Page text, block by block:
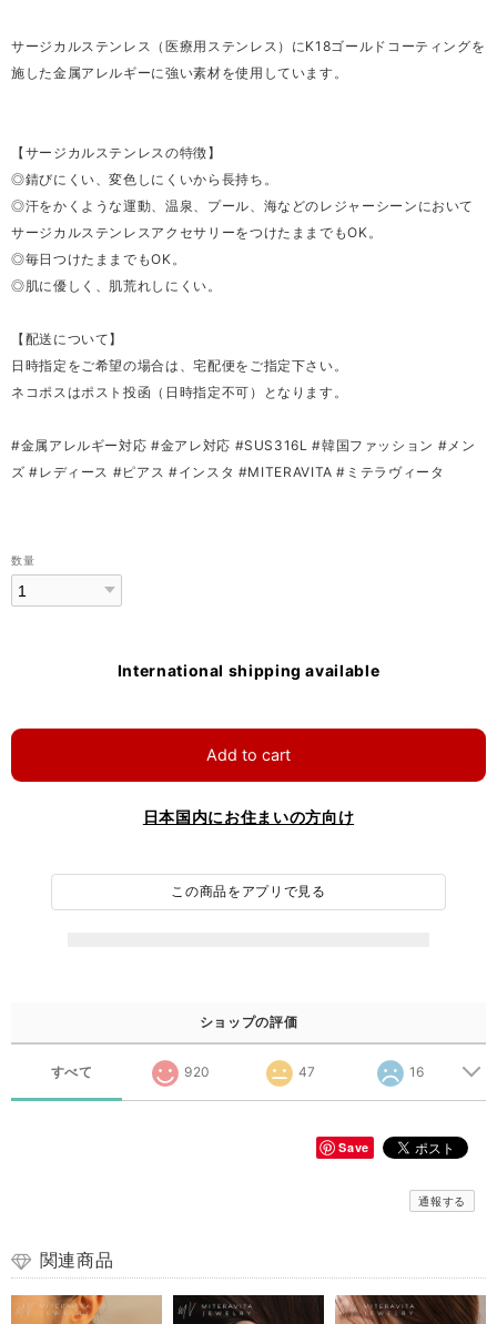
サージカルステンレス（医療用ステンレス）にK18ゴールドコーティングを
施した金属アレルギーに強い素材を使用しています。
【サージカルステンレスの特徴】
◎錆びにくい、変色しにくいから長持ち。
◎汗をかくような運動、温泉、プール、海などのレジャーシーンにおいて
サージカルステンレスアクセサリーをつけたままでもOK。
◎毎日つけたままでもOK。
◎肌に優しく、肌荒れしにくい。
【配送について】
日時指定をご希望の場合は、宅配便をご指定下さい。
ネコポスはポスト投函（日時指定不可）となります。
#金属アレルギー対応 #金アレ対応 #SUS316L #韓国ファッション #メン
ズ #レディース #ピアス #インスタ #MITERAVITA #ミテラヴィータ
数量
International shipping available
Add to cart
日本国内にお住まいの方向け
この商品をアプリで見る
ショップの評価
すべて 920 47 16
Save
通報する
関連商品